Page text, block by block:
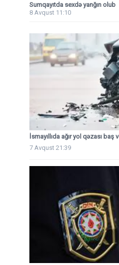
Sumqayıtda sexdə yanğın olub
8 Avqust 11:10
İsmayıllıda ağır yol qəzası baş
7 Avqust 21:39